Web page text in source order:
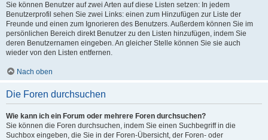
Sie können Benutzer auf zwei Arten auf diese Listen setzen: In jedem
Benutzerprofil sehen Sie zwei Links: einen zum Hinzufügen zur Liste der
Freunde und einen zum Ignorieren des Benutzers. Außerdem können Sie im
persönlichen Bereich direkt Benutzer zu den Listen hinzufügen, indem Sie
deren Benutzernamen eingeben. An gleicher Stelle können Sie sie auch
wieder von den Listen entfernen.
Nach oben
Die Foren durchsuchen
Wie kann ich ein Forum oder mehrere Foren durchsuchen?
Sie können die Foren durchsuchen, indem Sie einen Suchbegriff in die
Suchbox eingeben, die Sie in der Foren-Übersicht, der Foren- oder